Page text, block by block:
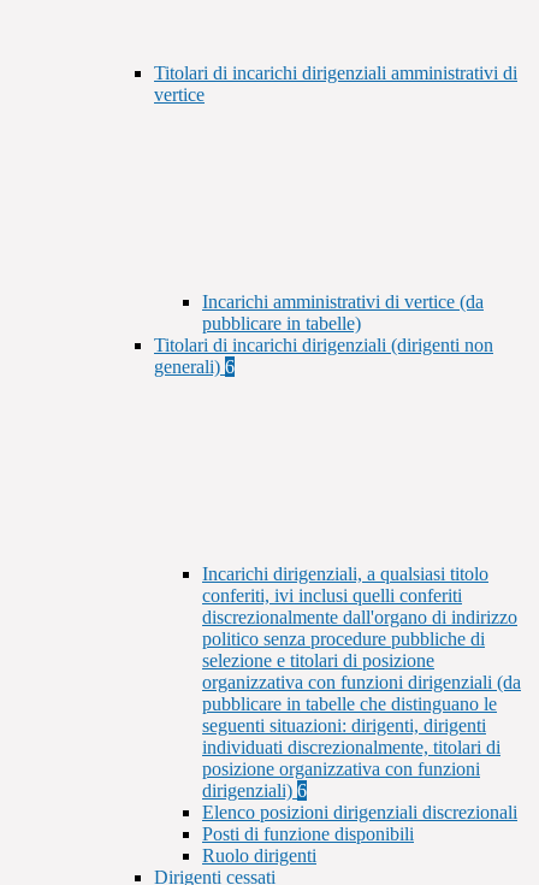
Titolari di incarichi dirigenziali amministrativi di
vertice
Incarichi amministrativi di vertice (da
pubblicare in tabelle)
Titolari di incarichi dirigenziali (dirigenti non
generali) 6
Incarichi dirigenziali, a qualsiasi titolo
conferiti, ivi inclusi quelli conferiti
discrezionalmente dall'organo di indirizzo
politico senza procedure pubbliche di
selezione e titolari di posizione
organizzativa con funzioni dirigenziali (da
pubblicare in tabelle che distinguano le
seguenti situazioni: dirigenti, dirigenti
individuati discrezionalmente, titolari di
posizione organizzativa con funzioni
dirigenziali) 6
Elenco posizioni dirigenziali discrezionali
Posti di funzione disponibili
Ruolo dirigenti
Dirigenti cessati